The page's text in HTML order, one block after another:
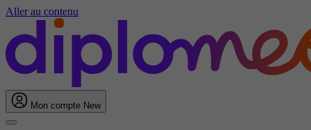
Aller au contenu
Mon compte New